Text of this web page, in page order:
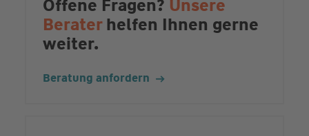
Offene Fragen? Unsere
Beraterhelfen Ihnen gerne
weiter.
Beratung anfordern